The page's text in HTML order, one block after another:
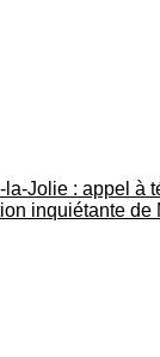
la-Jolie : appel à
inquiétante de